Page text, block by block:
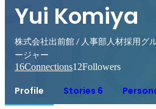
Yui Komiya
株式会社出前館 / 人事部人材採用
ージャー
16Connections12Followers
Profile Stories 6